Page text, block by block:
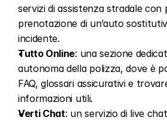
servizi di assistenza stradale con
prenotazione di un’auto
incidente.
Tutto Online: una sezione
autonoma della polizza, dove è
FAQ, glossari assicurativi e
informazioni utili.
Verti Chat: un servizio di live